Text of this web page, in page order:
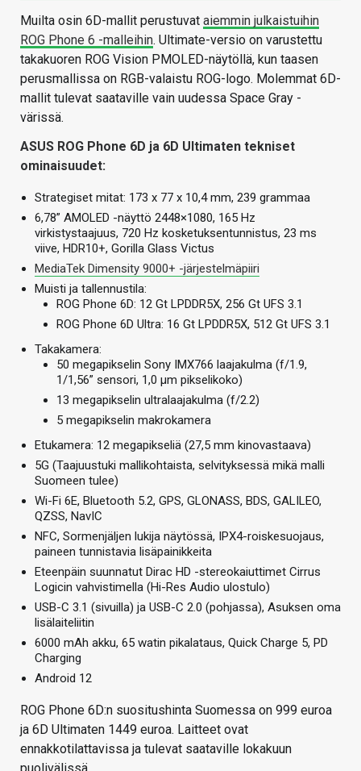
Muilta osin 6D-mallit perustuvat aiemmin julkaistuihin
ROG Phone 6 -malleihin. Ultimate-versio on varustettu
takakuoren ROG Vision PMOLED-näytöllä, kun taasen
perusmallissa on RGB-valaistu ROG-logo. Molemmat 6D-
mallit tulevat saataville vain uudessa Space Gray -
värissä.
ASUS ROG Phone 6D ja 6D Ultimaten tekniset
ominaisuudet:
Strategiset mitat: 173 x 77 x 10,4 mm, 239 grammaa
6,78” AMOLED -näyttö 2448×1080, 165 Hz
virkistystaajuus, 720 Hz kosketuksentunnistus, 23 ms
viive, HDR10+, Gorilla Glass Victus
MediaTek Dimensity 9000+ -järjestelmäpiiri
Muisti ja tallennustila:
ROG Phone 6D: 12 Gt LPDDR5X, 256 Gt UFS 3.1
ROG Phone 6D Ultra: 16 Gt LPDDR5X, 512 Gt UFS 3.1
Takakamera:
50 megapikselin Sony IMX766 laajakulma (f/1.9,
1/1,56” sensori, 1,0 µm pikselikoko)
13 megapikselin ultralaajakulma (f/2.2)
5 megapikselin makrokamera
Etukamera: 12 megapikseliä (27,5 mm kinovastaava)
5G (Taajuustuki mallikohtaista, selvityksessä mikä malli
Suomeen tulee)
Wi-Fi 6E, Bluetooth 5.2, GPS, GLONASS, BDS, GALILEO,
QZSS, NavIC
NFC, Sormenjäljen lukija näytössä, IPX4-roiskesuojaus,
paineen tunnistavia lisäpainikkeita
Eteenpäin suunnatut Dirac HD -stereokaiuttimet Cirrus
Logicin vahvistimella (Hi-Res Audio ulostulo)
USB-C 3.1 (sivuilla) ja USB-C 2.0 (pohjassa), Asuksen oma
lisälaiteliitin
6000 mAh akku, 65 watin pikalataus, Quick Charge 5, PD
Charging
Android 12
ROG Phone 6D:n suositushinta Suomessa on 999 euroa
ja 6D Ultimaten 1449 euroa. Laitteet ovat
ennakkotilattavissa ja tulevat saataville lokakuun